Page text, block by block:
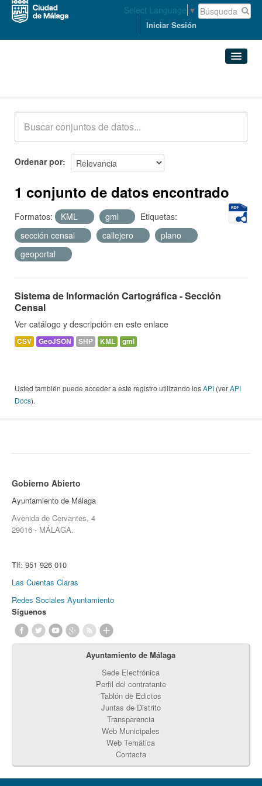
Select Language ▼
Iniciar Sesión
Acerca de
Ordenar por
1 conjunto de datos encontrado
Formatos: KML gml
Etiquetas:
sección censal
callejero
plano
geoportal
Sistema de Información Cartográfica - Sección
Censal
Ver catálogo y descripción en este enlace
CSV GeoJSON SHP KML gml
Usted también puede acceder a este registro utilizando losAPI (verAPI
Docs).
Gobierno Abierto
Ayuntamiento de Málaga
Avenida de Cervantes, 4
29016 - MÁLAGA.
Tlf: 951 926 010
Las Cuentas Claras
Redes Sociales Ayuntamiento
Síguenos
Ayuntamiento de Málaga
Sede Electrónica
Perfil del contratante
Tablón de Edictos
Juntas de Distrito
Transparencia
Web Municipales
Web Temática
Contacta